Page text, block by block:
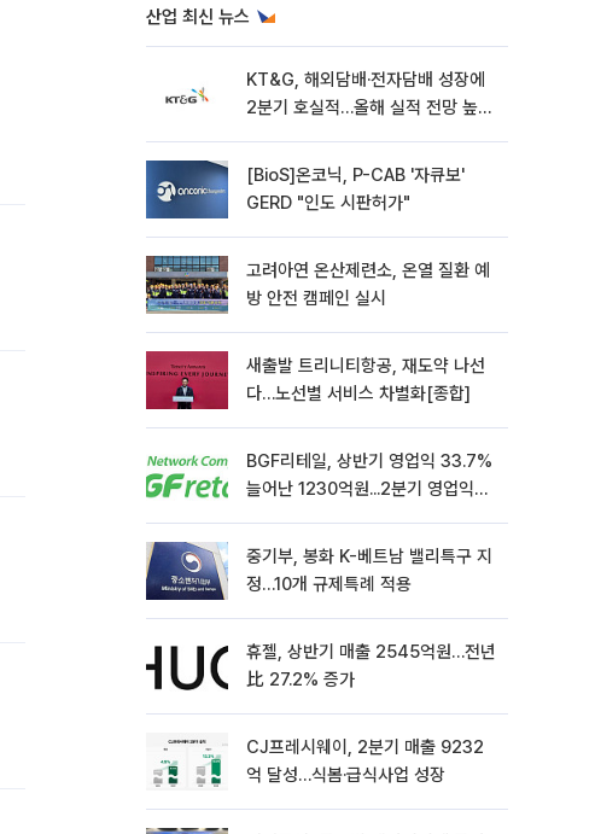
산업 최신 뉴스
KT&G, 해외담배·전자담배 성장에
2분기 호실적…올해 실적 전망 높였
[BioS]온코닉, P-CAB '자큐보'
GERD "인도 시판허가"
고려아연 온산제련소, 온열 질환 예
방 안전 캠페인 실시
새출발 트리니티항공, 재도약 나선
다…노선별 서비스 차별화[종합]
BGF리테일, 상반기 영업익 33.7%
늘어난 1230억원...2분기 영업익
중기부, 봉화 K-베트남 밸리특구 지
정…10개 규제특례 적용
휴젤, 상반기 매출 2545억원…전년
比 27.2% 증가
CJ프레시웨이, 2분기 매출 9232
억 달성…식봄·급식사업 성장